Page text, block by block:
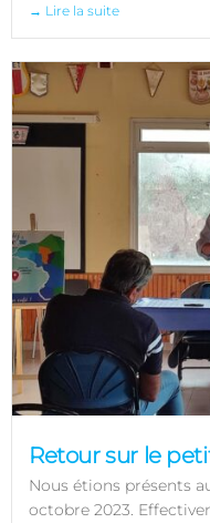
→ Lire la suite
Retour sur le
Nous étions présents
octobre 2023.